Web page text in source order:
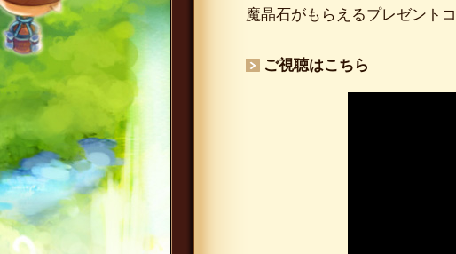
魔晶石がもらえるプレゼント
ご視聴はこちら